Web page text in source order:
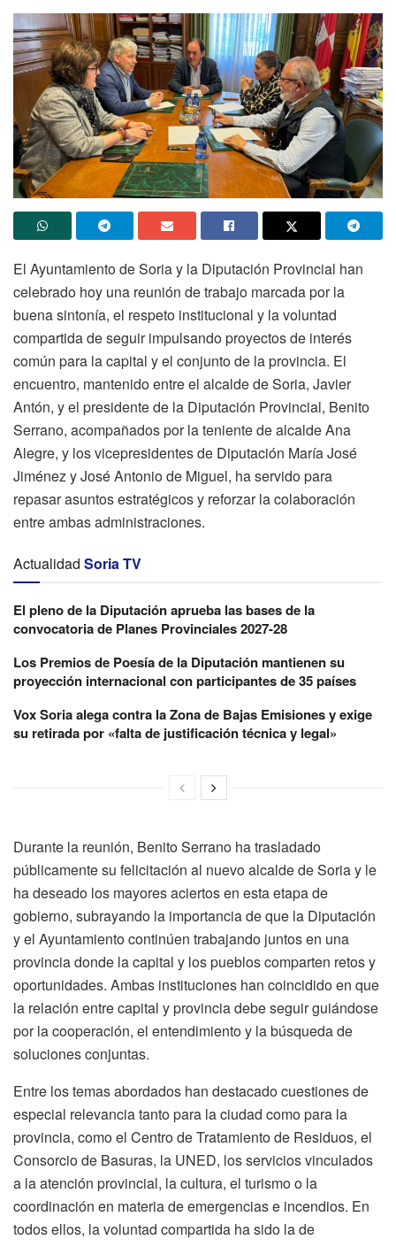
El Ayuntamiento de Soria y la Diputación Provincial han
celebrado hoy una reunión de trabajo marcada por la
buena sintonía, el respeto institucional y la voluntad
compartida de seguir impulsando proyectos de interés
común para la capital y el conjunto de la provincia. El
encuentro, mantenido entre el alcalde de Soria, Javier
Antón, y el presidente de la Diputación Provincial, Benito
Serrano, acompañados por la teniente de alcalde Ana
Alegre, y los vicepresidentes de Diputación María José
Jiménez y José Antonio de Miguel, ha servido para
repasar asuntos estratégicos y reforzar la colaboración
entre ambas administraciones.
Actualidad Soria TV
El pleno de la Diputación aprueba las bases de la
convocatoria de Planes Provinciales 2027-28
Los Premios de Poesía de la Diputación mantienen su
proyección internacional con participantes de 35 países
Vox Soria alega contra la Zona de Bajas Emisiones y exige
su retirada por «falta de justificación técnica y legal»
Durante la reunión, Benito Serrano ha trasladado
públicamente su felicitación al nuevo alcalde de Soria y le
ha deseado los mayores aciertos en esta etapa de
gobierno, subrayando la importancia de que la Diputación
y el Ayuntamiento continúen trabajando juntos en una
provincia donde la capital y los pueblos comparten retos y
oportunidades. Ambas instituciones han coincidido en que
la relación entre capital y provincia debe seguir guiándose
por la cooperación, el entendimiento y la búsqueda de
soluciones conjuntas.
Entre los temas abordados han destacado cuestiones de
especial relevancia tanto para la ciudad como para la
provincia, como el Centro de Tratamiento de Residuos, el
Consorcio de Basuras, la UNED, los servicios vinculados
a la atención provincial, la cultura, el turismo o la
coordinación en materia de emergencias e incendios. En
todos ellos, la voluntad compartida ha sido la de